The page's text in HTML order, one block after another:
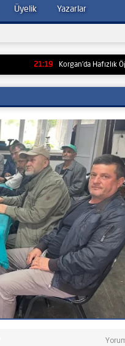
Üyelik Yazarlar
Korgan’da Hafızlık